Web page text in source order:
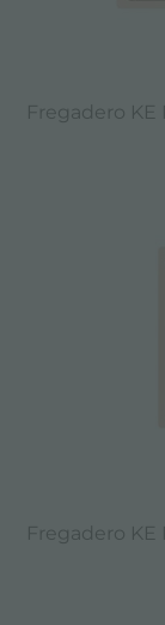
Fregadero KE
Fregadero KE